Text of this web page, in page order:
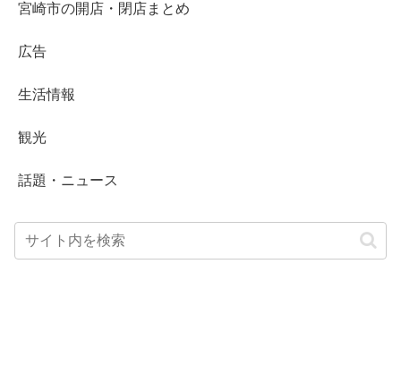
宮崎市の開店・閉店まとめ
広告
生活情報
観光
話題・ニュース